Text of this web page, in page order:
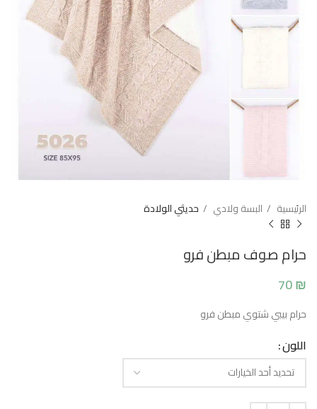
الرئيسية البسة ولادي حديثي الولادة
حرام صوف مبطن فرو
70₪
حرام بيبي شتوي مبطن فرو
اللون